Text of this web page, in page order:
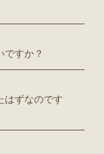
ですか？
はずなのです